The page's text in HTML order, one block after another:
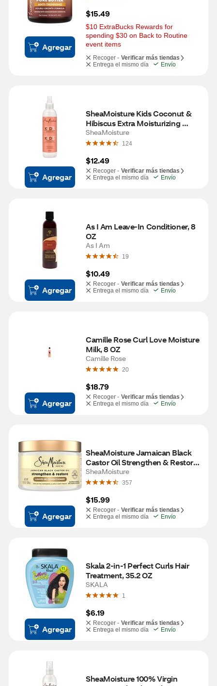
Agregar
$15.49
$10 ExtraBucks Rewards for
spending $30 on Back to Routine
event items
Recoger - Verificar más tiendas
Entrega el mismo día
Envío
Agregar
SheaMoisture Kids Coconut &
Hibiscus Extra Moisturizing
Detangler,  8 OZ
SheaMoisture
124
$12.49
Recoger - Verificar más tiendas
Entrega el mismo día
Envío
Agregar
As I Am Leave-In Conditioner, 8
OZ
As I Am
19
$10.49
Recoger - Verificar más tiendas
Entrega el mismo día
Envío
Agregar
Camille Rose Curl Love Moisture
Milk, 8 OZ
Camille Rose
20
$18.79
Recoger - Verificar más tiendas
Entrega el mismo día
Envío
Agregar
SheaMoisture Jamaican Black
Castor Oil Strengthen & Restore
Leave-In Conditioner, 11 OZ
SheaMoisture
357
$15.99
Recoger - Verificar más tiendas
Entrega el mismo día
Envío
Agregar
Skala 2-in-1 Perfect Curls Hair
Treatment, 35.2 OZ
SKALA
1
$6.19
Recoger - Verificar más tiendas
Entrega el mismo día
Envío
SheaMoisture 100% Virgin